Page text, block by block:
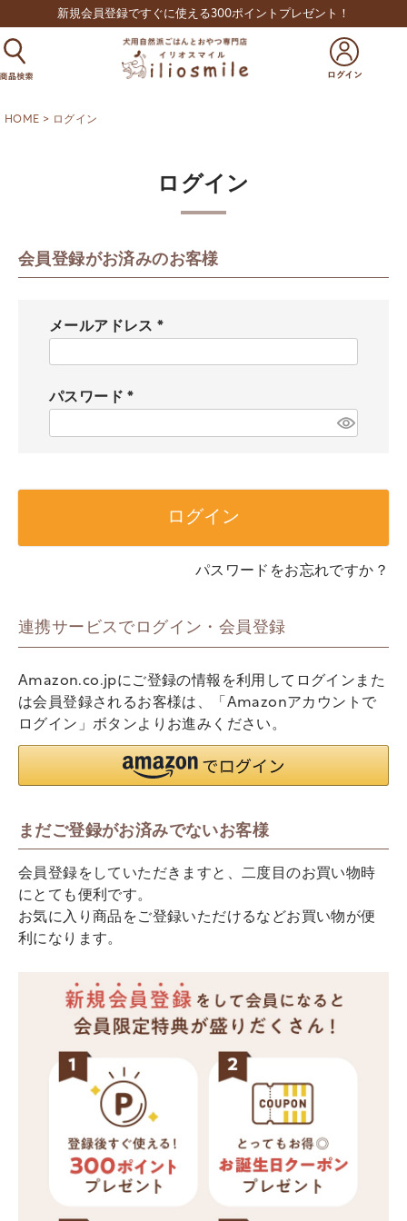
新規会員登録ですぐに使える300ポイントプレゼント！
HOME ログイン
ログイン
会員登録がお済みのお客様
メールアドレス
パスワード
)
ログイン
パスワードをお忘れですか？
連携サービスでログイン・会員登録
Amazon.co.jpにご登録の情報を利用してログインまた
は会員登録されるお客様は、「Amazonアカウントで
ログイン」ボタンよりお進みください。
まだご登録がお済みでないお客様
会員登録をしていただきますと、二度目のお買い物時
にとても便利です。
お気に入り商品をご登録いただけるなどお買い物が便
利になります。